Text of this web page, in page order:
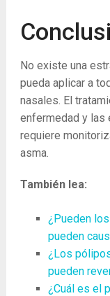
No existe una
pueda aplicar a
nasales. El
enfermedad y las
requiere
asma.
También lea:
¿Pueden
pueden
¿Los
pueden
¿Cuál es el